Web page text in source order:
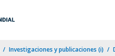
Investigaciones y publicaciones (i)